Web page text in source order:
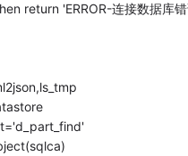
return 'ERROR-连接数据库